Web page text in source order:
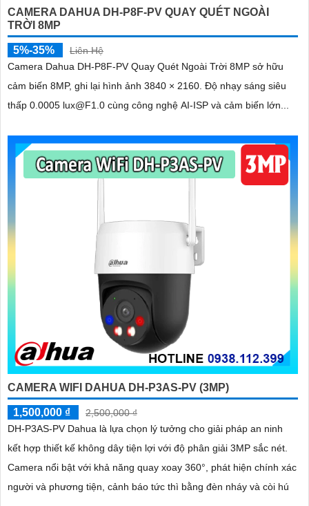
CAMERA DAHUA DH-P8F-PV QUAY QUÉT NGOÀI
TRỜI 8MP
5%-35%
Liên Hệ
Camera Dahua DH-P8F-PV Quay Quét Ngoài Trời 8MP sở hữu
cảm biến 8MP, ghi lại hình ảnh 3840 × 2160. Độ nhạy sáng siêu
thấp 0.0005 lux@F1.0 cùng công nghệ AI-ISP và cảm biến lớn...
CAMERA WIFI DAHUA DH-P3AS-PV (3MP)
1,500,000 ₫
2,500,000 ₫
DH-P3AS-PV Dahua là lựa chọn lý tưởng cho giải pháp an ninh
kết hợp thiết kế không dây tiện lợi với độ phân giải 3MP sắc nét.
Camera nổi bật với khả năng quay xoay 360°, phát hiện chính xác
người và phương tiện, cảnh báo tức thì bằng đèn nháy và còi hú